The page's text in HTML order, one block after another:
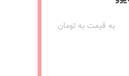
به قیمت به تومان